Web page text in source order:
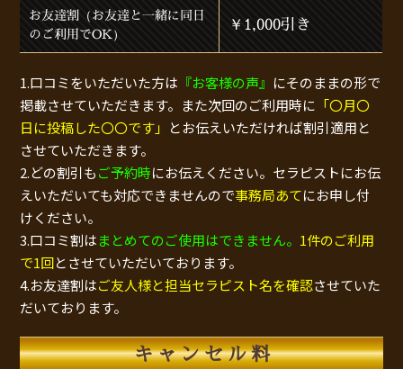
お友達割（お友達と一緒に同日
のご利用でOK）
￥1,000引き
1.口コミをいただいた方は 『お客様の声』 にそのままの形で
掲載させていただきます。また次回のご利用時に 「〇月〇
日に投稿した〇〇です」 とお伝えいただければ割引適用と
させていただきます。
2.どの割引もご予約時にお伝えください。セラピストにお伝
えいただいても対応できませんので事務局あてにお申し付
けください。
3.口コミ割はまとめてのご使用はできません。 1件のご利用
で1回とさせていただいております。
4.お友達割はご友人様と担当セラピスト名を確認させていた
だいております。
キャンセル料